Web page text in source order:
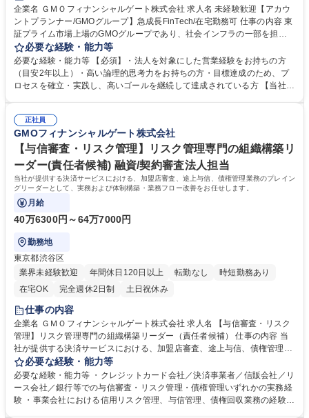
企業名 ＧＭＯフィナンシャルゲート株式会社 求人名 未経験歓迎【アカウ
ントプランナー/GMOグループ】急成長FinTech/在宅勤務可 仕事の内容 東
証プライム市場上場のGMOグループであり、社会インフラの一部を担う
キャッシュレス決済のプラットフォーマーとして、キャッシュレス決済端
末及び決済サービスの導入提案・フォローをお任せします。 【業務内容詳
細】社会インフラの一部を担うキャッシュレス決済のプラットフォーマー
として、決済事業者（銀行系、カード会社）やポイント系事業者と協業し
ン営業担当者を募集いたします。 【入社後】OJTを設定し、実践の中で知
識習得をしていただきます。 募集職種 未経験歓迎【アカウントプランナ
ー/GMOグループ】急成長FinTech/在宅勤務可
必要な経験・能力等
必要な経験・能力等 【必須】・法人を対象にした営業経験をお持ちの方
（目安2年以上）・高い論理的思考力をお持ちの方・目標達成のため、プ
ロセスを確立・実践し、高いゴールを継続して達成されている方 【当社に
リリース。大手カード会社とのアライアンス×キャッシュレス市場成長性
により飛躍的に成長している。日本のキャッシュレス決済比率は39.3%(2
023年度).日本政府はこ2025年までに40%程度を目指す政策を打ち出して
いることも追い風の一つ。 学歴・資格 学歴：大学院 大学 語学力： 資格：
正社員
GMOフィナンシャルゲート株式会社
【与信審査・リスク管理】リスク管理専門の組織構築リ
ーダー(責任者候補) 融資/契約審査法人担当
当社が提供する決済サービスにおける、加盟店審査、途上与信、債権管理業務のプレイン
グリーダーとして、実務および体制構築・業務フロー改善をお任せします。
月給
40万6300円～64万7000円
勤務地
東京都渋谷区
業界未経験歓迎
年間休日120日以上 転勤なし
時短勤務あり
在宅OK
完全週休2日制 土日祝休み
仕事の内容
企業名 ＧＭＯフィナンシャルゲート株式会社 求人名 【与信審査・リスク
管理】リスク管理専門の組織構築リーダー（責任者候補） 仕事の内容 当
社が提供する決済サービスにおける、加盟店審査、途上与信、債権管理業
務のプレイングリーダーとして、実務および体制構築・業務フロー改善を
お任せします。 ■新規加盟店申し込みに対する審査業務（法人・個人事業
主） ・審査基準（ロジック）の策定・ブラッシュアップ・審査業務の自動
化・システム化に向けた要件定義・推進・リスク管理・モニタリング ■決
必要な経験・能力等
必要な経験・能力等 ・クレジットカード会社／決済事業者／信販会社／リ
ース会社／銀行等での与信審査・リスク管理・債権管理いずれかの実務経
験 ・事業会社における信用リスク管理、与信管理、債権回収業務の経験